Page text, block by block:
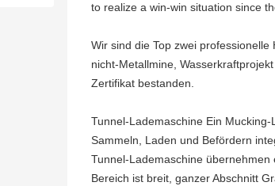
to realize a win-win situation since
Wir sind die Top zwei
nicht-Metallmine,
Zertifikat bestanden.
Tunnel-Lademaschine Ein
Sammeln, Laden und Befördern
Tunnel-Lademaschine
Bereich ist breit, ganzer Abschnitt